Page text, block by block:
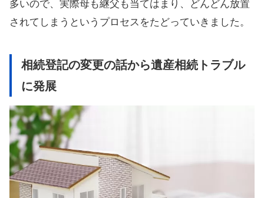
多いので、実際母も継父も当てはまり、どんどん放置
されてしまうというプロセスをたどっていきました。
相続登記の変更の話から遺産相続トラブル
に発展